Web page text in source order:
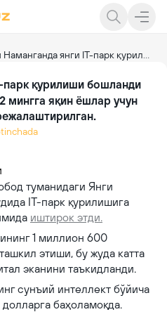
янги IT-парк қурилиши бошланди
парк қурилиши бошланди
мингга яқин ёшлар учун
туманидаги Янги
IT-парк қурилишига
иштирок этди.
1 миллион 600
этиши, бу жуда катта
эканини таъкидланди.
сунъий интеллект бўйича
баҳоламоқда.